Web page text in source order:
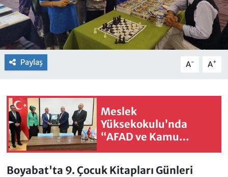
Paylaş A- A+
Meslek
Yüksekokulu’nda
“AFAD ve Kamu
Yönetimi” Konferansı
Düzenlendi
Boyabat'ta 9. Çocuk Kitapları Günleri